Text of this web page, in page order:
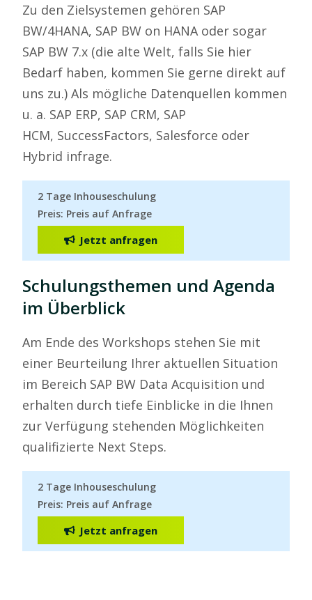
Zu den Zielsystemen gehören SAP
BW/4HANA, SAP BW on HANA oder sogar
SAP BW 7.x (die alte Welt, falls Sie hier
Bedarf haben, kommen Sie gerne direkt auf
uns zu.) Als mögliche Datenquellen kommen
u. a. SAP ERP, SAP CRM, SAP
HCM, SuccessFactors, Salesforce oder
Hybrid infrage.
2 Tage Inhouseschulung
Preis: Preis auf Anfrage
Jetzt anfragen
Schulungsthemen und Agenda
im Überblick
Am Ende des Workshops stehen Sie mit
einer Beurteilung Ihrer aktuellen Situation
im Bereich SAP BW Data Acquisition und
erhalten durch tiefe Einblicke in die Ihnen
zur Verfügung stehenden Möglichkeiten
qualifizierte Next Steps.
2 Tage Inhouseschulung
Preis: Preis auf Anfrage
Jetzt anfragen